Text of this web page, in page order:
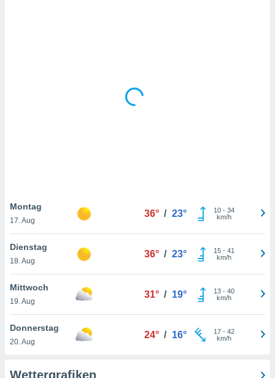
nicht
von
und
auf
klicken.
Montag
17. Aug
36° / 23° 10- 34
km/h
Dienstag
18. Aug
36° / 23° 15- 41
km/h
Mittwoch
19. Aug
31° / 19° 13- 40
km/h
Donnerstag
20. Aug
24° / 16° 17- 42
km/h
Wettergrafiken